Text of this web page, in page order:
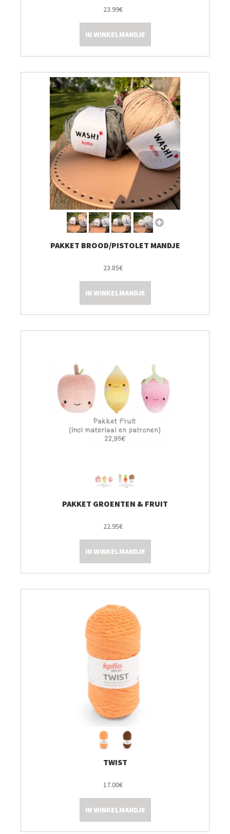
23.99€
IN WINKELMANDJE
PAKKET BROOD/PISTOLET MANDJE
23.85€
IN WINKELMANDJE
PAKKET GROENTEN & FRUIT
22.95€
IN WINKELMANDJE
TWIST
17.00€
IN WINKELMANDJE